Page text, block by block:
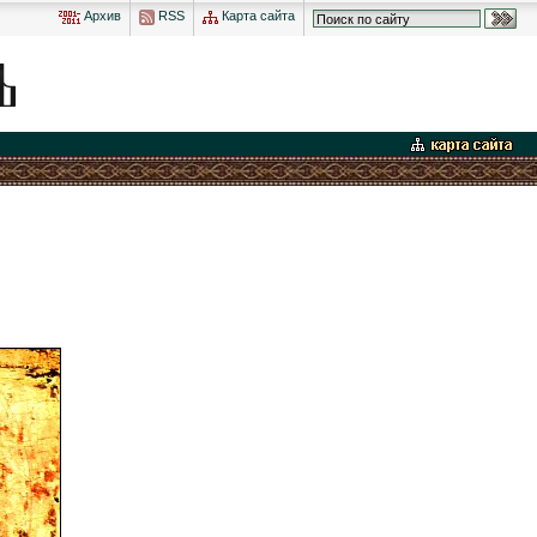
Архив RSS Карта сайта